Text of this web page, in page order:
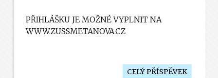
PŘIHLÁŠKU JE MOŽNÉ VYPLNIT NA
WWW.ZUSSMETANOVA.CZ
CELÝ PŘÍSPĚVEK